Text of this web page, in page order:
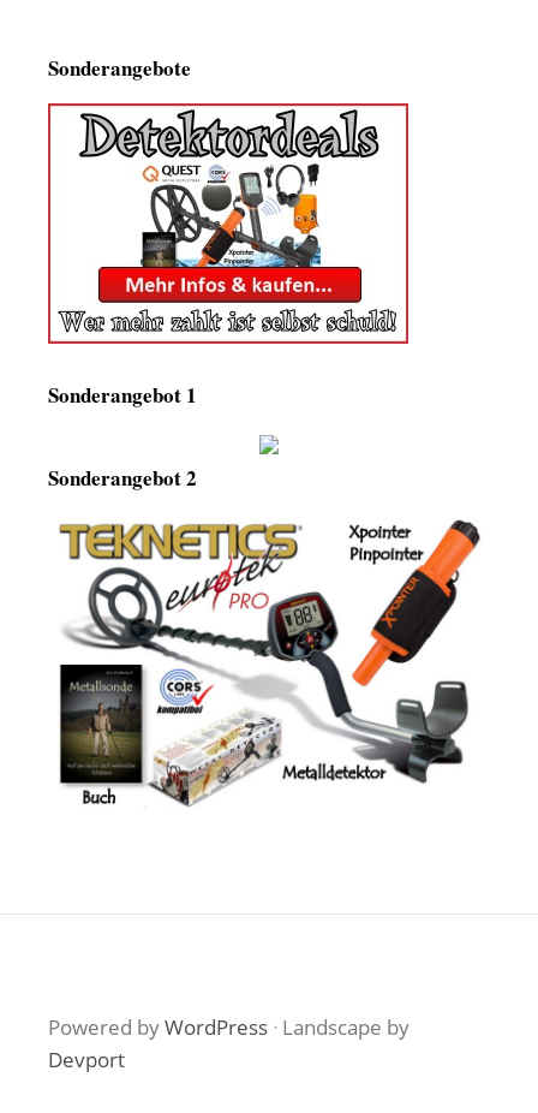
Sonderangebote
Sonderangebot 1
Sonderangebot 2
Powered byWordPress · Landscape by
Devport